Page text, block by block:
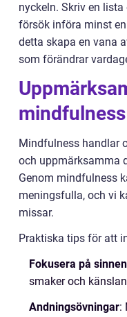
nyckeln. Skriv en
försök införa minst
detta skapa en vana
som förändrar
Mindfulness handlar
och uppmärksamma
Genom mindfulness
meningsfulla, och vi
missar.
Praktiska tips för att
Fokusera på
smaker och
Andningsövningar: